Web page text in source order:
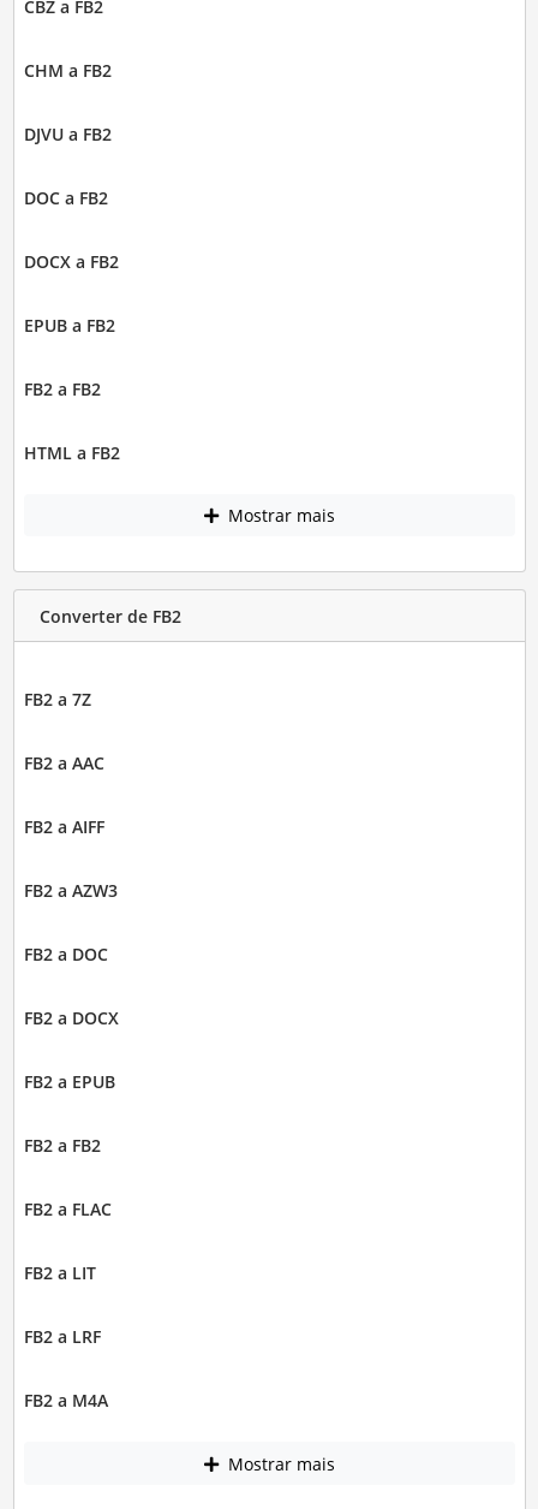
CBZ a FB2
CHM a FB2
DJVU a FB2
DOC a FB2
DOCX a FB2
EPUB a FB2
FB2 a FB2
HTML a FB2
Mostrar mais
Converter de FB2
FB2 a 7Z
FB2 a AAC
FB2 a AIFF
FB2 a AZW3
FB2 a DOC
FB2 a DOCX
FB2 a EPUB
FB2 a FB2
FB2 a FLAC
FB2 a LIT
FB2 a LRF
FB2 a M4A
Mostrar mais